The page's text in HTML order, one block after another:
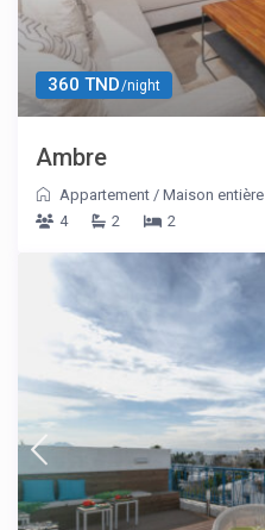
360 TND/night
Ambre
Appartement /Maison entière
4
2 2